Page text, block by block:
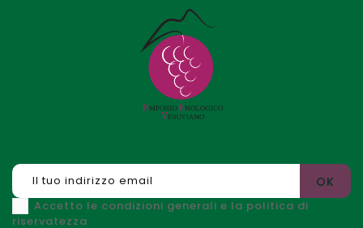
Accetto le condizioni generali e la politica di
riservatezza